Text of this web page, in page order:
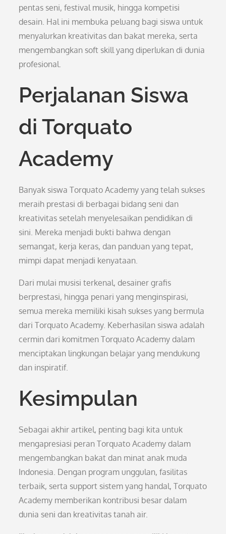
pentas seni, festival musik, hingga kompetisi
desain. Hal ini membuka peluang bagi siswa untuk
menyalurkan kreativitas dan bakat mereka, serta
mengembangkan soft skill yang diperlukan di dunia
profesional.
Perjalanan Siswa
di Torquato
Academy
Banyak siswa Torquato Academy yang telah sukses
meraih prestasi di berbagai bidang seni dan
kreativitas setelah menyelesaikan pendidikan di
sini. Mereka menjadi bukti bahwa dengan
semangat, kerja keras, dan panduan yang tepat,
mimpi dapat menjadi kenyataan.
Dari mulai musisi terkenal, desainer grafis
berprestasi, hingga penari yang menginspirasi,
semua mereka memiliki kisah sukses yang bermula
dari Torquato Academy. Keberhasilan siswa adalah
cermin dari komitmen Torquato Academy dalam
menciptakan lingkungan belajar yang mendukung
dan inspiratif.
Kesimpulan
Sebagai akhir artikel, penting bagi kita untuk
mengapresiasi peran Torquato Academy dalam
mengembangkan bakat dan minat anak muda
Indonesia. Dengan program unggulan, fasilitas
terbaik, serta support sistem yang handal, Torquato
Academy memberikan kontribusi besar dalam
dunia seni dan kreativitas tanah air.